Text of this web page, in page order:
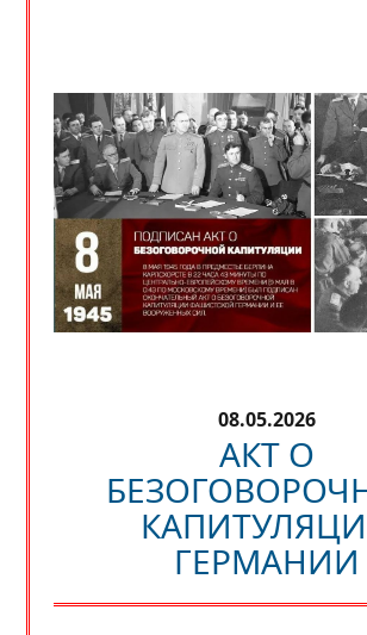
08.05.2026
АКТ О
ГЕРМАНИИ